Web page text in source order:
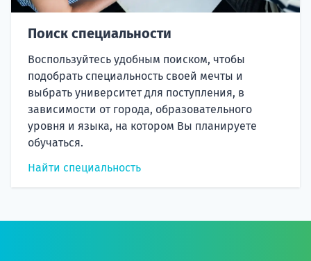
Поиск специальности
Воспользуйтесь удобным поиском, чтобы
подобрать специальность своей мечты и
выбрать университет для поступления, в
зависимости от города, образовательного
уровня и языка, на котором Вы планируете
обучаться.
Найти специальность